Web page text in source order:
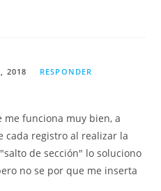
2018 RESPONDER
funciona muy bien, a
cada registro al realizar la
de sección" lo soluciono
no se por que me inserta